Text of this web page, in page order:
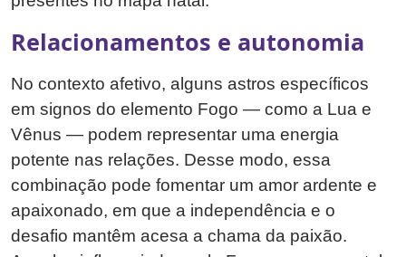
Relacionamentos e autonomia
No contexto afetivo, alguns astros específicos
em signos do elemento Fogo — como a Lua e
Vênus — podem representar uma energia
potente nas relações. Desse modo, essa
combinação pode fomentar um amor ardente e
apaixonado, em que a independência e o
desafio mantêm acesa a chama da paixão.